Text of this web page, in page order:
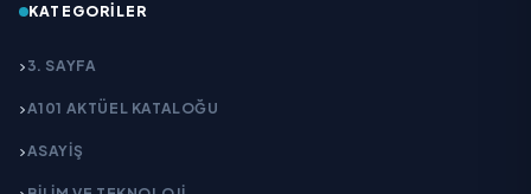
KATEGORILER
3. SAYFA
A101 AKTÜEL KATALOĞU
ASAYİŞ